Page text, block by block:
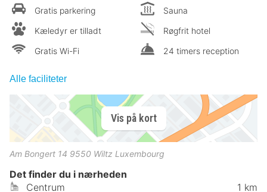
Gratis parkering
Kæledyr er tilladt
Gratis Wi-Fi
Sauna
Røgfrit hotel
24 timers reception
Alle faciliteter
Vis på kort
Am Bongert 14 9550 Wiltz Luxembourg
Det finder du i nærheden
Centrum
1 km